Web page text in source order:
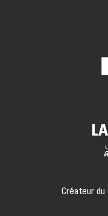
Créateur du